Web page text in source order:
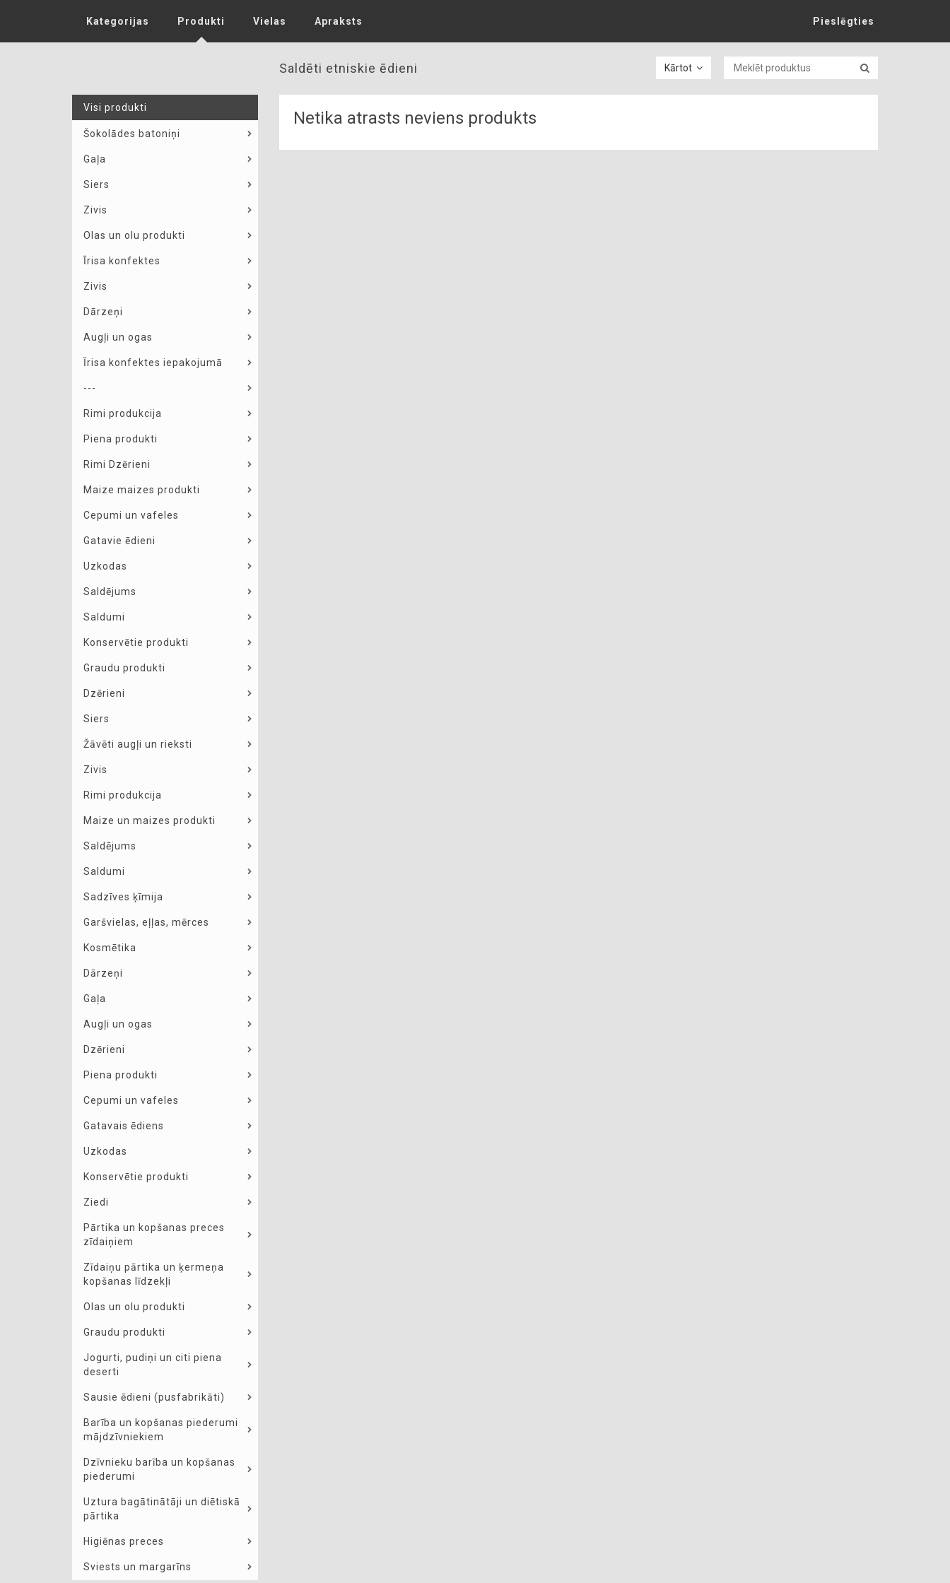
Kategorijas Produkti Vielas Apraksts Pieslēgties
Saldēti etniskie ēdieni Kārtot
Visi produkti
Šokolādes batoniņi
Gaļa
Siers
Zivis
Olas un olu produkti
Īrisa konfektes
Zivis
Dārzeņi
Augļi un ogas
Īrisa konfektes iepakojumā
---
Rimi produkcija
Piena produkti
Rimi Dzērieni
Maize maizes produkti
Cepumi un vafeles
Gatavie ēdieni
Uzkodas
Saldējums
Saldumi
Konservētie produkti
Graudu produkti
Dzērieni
Siers
Žāvēti augļi un rieksti
Zivis
Rimi produkcija
Maize un maizes produkti
Saldējums
Saldumi
Sadzīves ķīmija
Garšvielas, eļļas, mērces
Kosmētika
Dārzeņi
Gaļa
Augļi un ogas
Dzērieni
Piena produkti
Cepumi un vafeles
Gatavais ēdiens
Uzkodas
Konservētie produkti
Ziedi
Pārtika un kopšanas preces
zīdaiņiem
Zīdaiņu pārtika un ķermeņa
kopšanas līdzekļi
Olas un olu produkti
Graudu produkti
Jogurti, pudiņi un citi piena
deserti
Sausie ēdieni (pusfabrikāti)
Barība un kopšanas piederumi
mājdzīvniekiem
Dzīvnieku barība un kopšanas
piederumi
Uztura bagātinātāji un diētiskā
pārtika
Higiēnas preces
Sviests un margarīns
Netika atrasts neviens produkts